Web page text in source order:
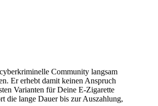
Community langsam
Er erhebt damit keinen Anspruch
Varianten für Deine E-Zigarette
die lange Dauer bis zur Auszahlung,